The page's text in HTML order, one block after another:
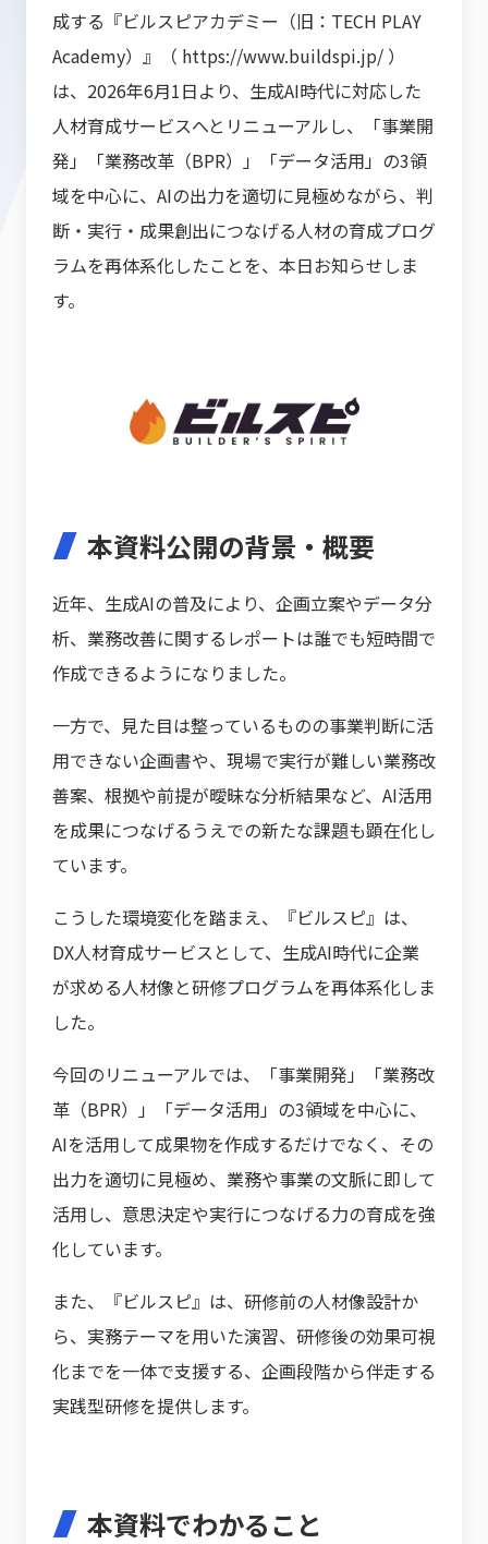
成する『ビルスピアカデミー（旧：TECH PLAY
Academy）』（ https://www.buildspi.jp/ ）
は、2026年6月1日より、生成AI時代に対応した
人材育成サービスへとリニューアルし、「事業開
発」「業務改革（BPR）」「データ活用」の3領
域を中心に、AIの出力を適切に見極めながら、判
断・実行・成果創出につなげる人材の育成プログ
ラムを再体系化したことを、本日お知らせしま
す。
本資料公開の背景・概要
近年、生成AIの普及により、企画立案やデータ分
析、業務改善に関するレポートは誰でも短時間で
作成できるようになりました。
一方で、見た目は整っているものの事業判断に活
用できない企画書や、現場で実行が難しい業務改
善案、根拠や前提が曖昧な分析結果など、AI活用
を成果につなげるうえでの新たな課題も顕在化し
ています。
こうした環境変化を踏まえ、『ビルスピ』は、
DX人材育成サービスとして、生成AI時代に企業
が求める人材像と研修プログラムを再体系化しま
した。
今回のリニューアルでは、「事業開発」「業務改
革（BPR）」「データ活用」の3領域を中心に、
AIを活用して成果物を作成するだけでなく、その
出力を適切に見極め、業務や事業の文脈に即して
活用し、意思決定や実行につなげる力の育成を強
化しています。
また、『ビルスピ』は、研修前の人材像設計か
ら、実務テーマを用いた演習、研修後の効果可視
化までを一体で支援する、企画段階から伴走する
実践型研修を提供します。
本資料でわかること